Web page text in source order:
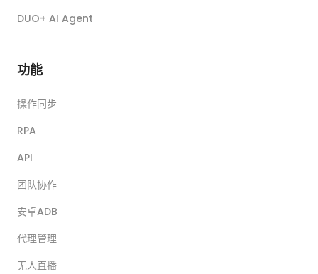
DUO+ AI Agent
功能
操作同步
RPA
API
团队协作
安卓ADB
代理管理
无人直播